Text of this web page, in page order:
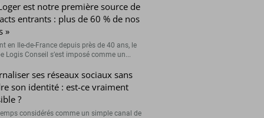
est notre première source de
entrants : plus de 60 % de nos
»
en Ile-de-France depuis près de 40 ans, le
Logis Conseil s’est imposé comme un...
ses réseaux sociaux sans
son identité : est-ce vraiment
?
considérés comme un simple canal de